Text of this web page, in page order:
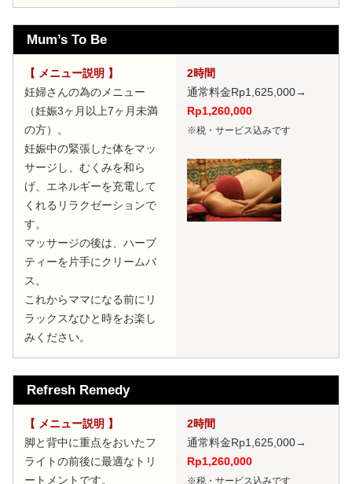
Mum’s To Be
【 メニュー説明 】
妊婦さんの為のメニュー
（妊娠3ヶ月以上7ヶ月未満
の方）。
妊娠中の緊張した体をマッ
サージし、むくみを和ら
げ、エネルギーを充電して
くれるリラクゼーションで
す。
マッサージの後は、ハーブ
ティーを片手にクリームバ
ス。
これからママになる前にリ
ラックスなひと時をお楽し
みください。
2時間
通常料金Rp1,625,000→
Rp1,260,000
※税・サービス込みです
Refresh Remedy
【 メニュー説明 】
脚と背中に重点をおいたフ
ライトの前後に最適なトリ
ートメントです。
2時間
通常料金Rp1,625,000→
Rp1,260,000
※税・サービス込みです